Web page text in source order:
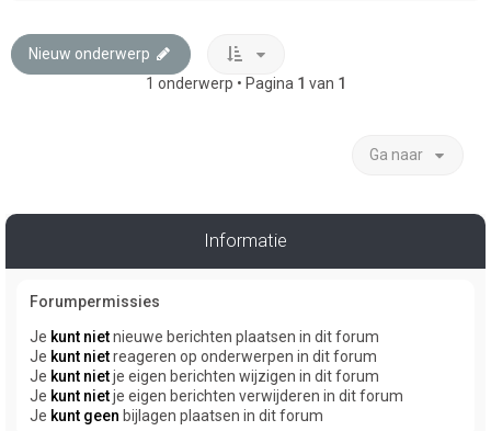
Nieuw onderwerp
1 onderwerp • Pagina 1 van 1
Ga naar
Informatie
Forumpermissies
Je kunt nietnieuwe berichten plaatsen in dit forum
Je kunt nietreageren op onderwerpen in dit forum
Je kunt nietje eigen berichten wijzigen in dit forum
Je kunt nietje eigen berichten verwijderen in dit forum
Je kunt geen bijlagen plaatsen in dit forum